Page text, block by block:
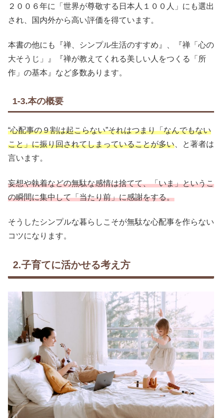
２００６年に「世界が尊敬する日本人１００人」にも選出
され、国内外から高い評価を得ています。
本書の他にも『禅、シンプル生活のすすめ』、『禅「心の
大そうじ」』『禅が教えてくれる美しい人をつくる「所
作」の基本』など多数あります。
1-3.本の概要
“心配事の９割は起こらない”それはつまり「なんでもない
こと」に振り回されてしまっていることが多い 、と著者は
言います。
妄想や執着などの無駄な感情は捨てて、「いま」というこ
の瞬間に集中して「当たり前」に感謝をする。
そうしたシンプルな暮らしこそが無駄な心配事を作らない
コツになります。
2.子育てに活かせる考え方